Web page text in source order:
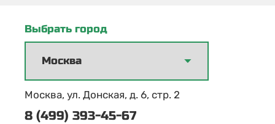
Выбрать город
Москва, ул. Донская, д. 6, стр. 2
8 (499) 393-45-67